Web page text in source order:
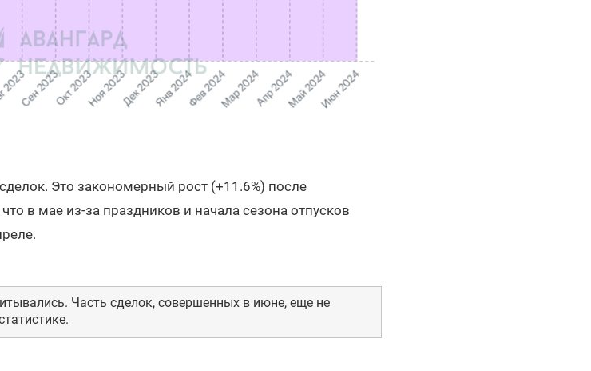
Это закономерный рост (+11.6%) после
в мае из-за праздников и начала сезона отпусков
Часть сделок, совершенных в июне, еще не